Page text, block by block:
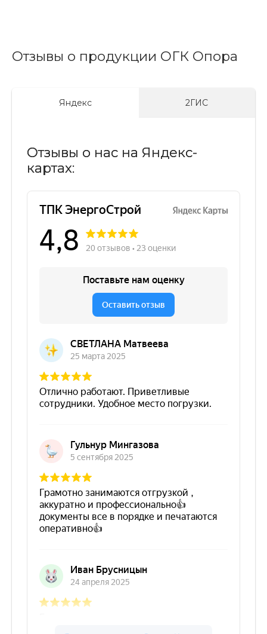
Отзывы о продукции ОГК Опора
Яндекс 2ГИС
Отзывы о нас на Яндекс-
картах: